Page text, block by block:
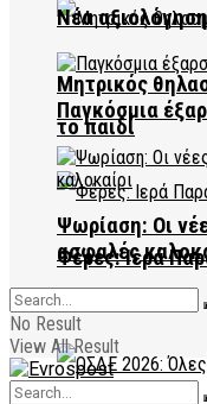
Μητρικός
το παιδί
Φέρες: Ιερά
Κοσμοσώτειρα
Νέα
Παγκόσμια
Ψωρίαση: Οι
ασφαλές
No Result
View All Result